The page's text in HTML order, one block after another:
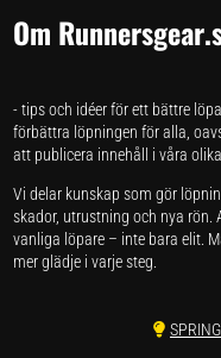
Om
- tips och idéer för ett bättre
förbättra löpningen för alla,
att publicera innehåll i våra
Vi delar kunskap som gör
skador, utrustning och nya
vanliga löpare – inte bara elit.
mer glädje i varje steg.